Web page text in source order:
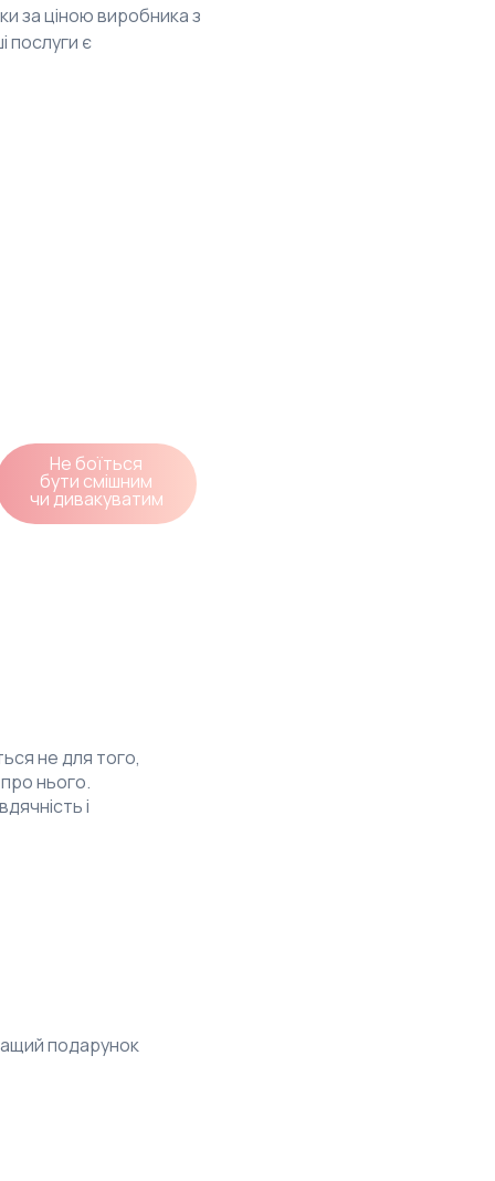
за ціною виробника з
послуги є
Не боїться
бути смішним
чи дивакуватим
не для того,
нього.
і
подарунок